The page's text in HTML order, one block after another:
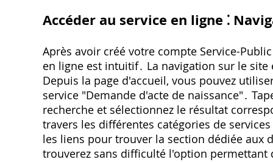
Accéder au service en ligne ⁚
Après avoir créé votre compte Service-
en ligne est intuitif․ La navigation sur le
Depuis la page d'accueil, vous pouvez
service "Demande d'acte de naissance"․
recherche et sélectionnez le résultat
travers les différentes catégories de
les liens pour trouver la section dédiée aux
trouverez sans difficulté l'option permettant